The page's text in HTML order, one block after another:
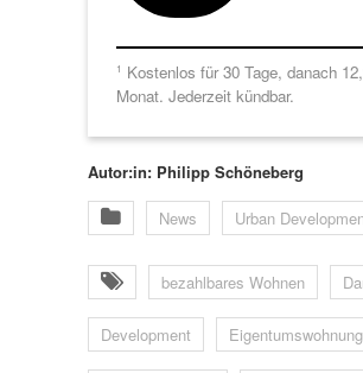
1 Kostenlos für 30 Tage, danach
Monat. Jederzeit kündbar.
Autor:in: Philipp Schöneberg
News Urban
bezahlbares Wohnen
Development